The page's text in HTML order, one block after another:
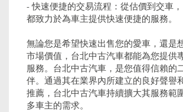
- 快速便捷的交易流程：從估價到交車
都致力於為車主提供快速便捷的服務。
無論您是希望快速出售您的愛車，還是
市場價值，台北中古汽車都能為您提供
服務。台北中古汽車，是您值得信賴的
伴。通過其在業界內所建立的良好聲譽
推薦，台北中古汽車持續擴大其服務範
多車主的需求。